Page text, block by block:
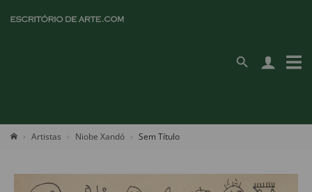
Artistas Niobe Xandó Sem Título